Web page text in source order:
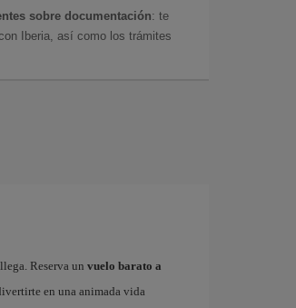
sobre documentación: te
Iberia, así como los trámites
Reserva un vuelo barato a
en una animada vida